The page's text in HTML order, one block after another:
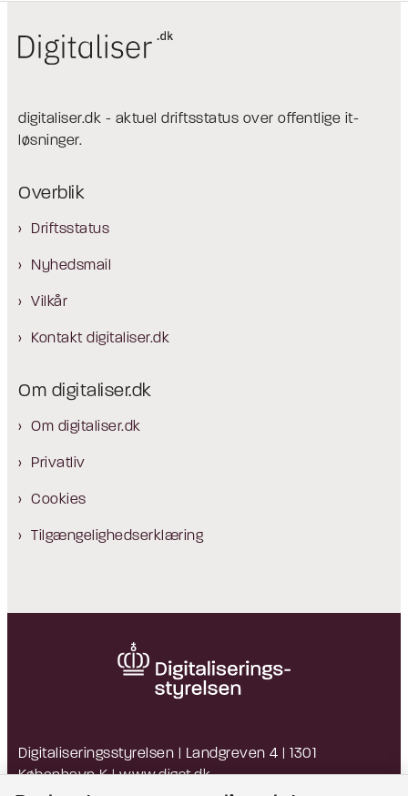
digitaliser.dk - aktuel driftsstatus over offentlige it-
løsninger.
Overblik
Driftsstatus
Nyhedsmail
Vilkår
Kontakt digitaliser.dk
Om digitaliser.dk
Om digitaliser.dk
Privatliv
Cookies
Tilgængelighedserklæring
Digitaliseringsstyrelsen | Landgreven 4 | 1301
København K |www.digst.dk